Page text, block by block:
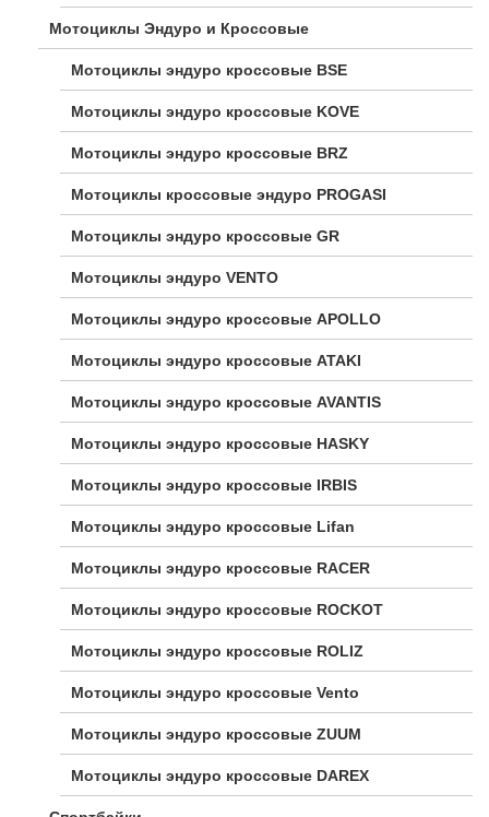
Мотоциклы Эндуро и Кроссовые
Мотоциклы эндуро кроссовые BSE
Мотоциклы эндуро кроссовые KOVE
Мотоциклы эндуро кроссовые BRZ
Мотоциклы кроссовые эндуро PROGASI
Мотоциклы эндуро кроссовые GR
Мотоциклы эндуро VENTO
Мотоциклы эндуро кроссовые APOLLO
Мотоциклы эндуро кроссовые ATAKI
Мотоциклы эндуро кроссовые AVANTIS
Мотоциклы эндуро кроссовые HASKY
Мотоциклы эндуро кроссовые IRBIS
Мотоциклы эндуро кроссовые Lifan
Мотоциклы эндуро кроссовые RACER
Мотоциклы эндуро кроссовые ROCKOT
Мотоциклы эндуро кроссовые ROLIZ
Мотоциклы эндуро кроссовые Vento
Мотоциклы эндуро кроссовые ZUUM
Мотоциклы эндуро кроссовые DAREX